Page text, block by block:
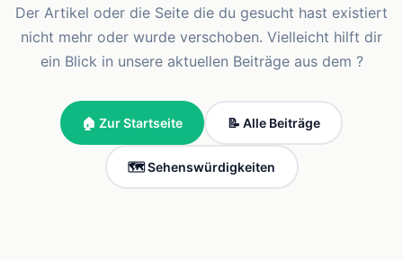
Der Artikel oder die Seite die du gesucht hast existiert
nicht mehr oder wurde verschoben. Vielleicht hilft dir
ein Blick in unsere aktuellen Beiträge aus dem ?
🏠 Zur Startseite 📝 Alle Beiträge
🗺️ Sehenswürdigkeiten